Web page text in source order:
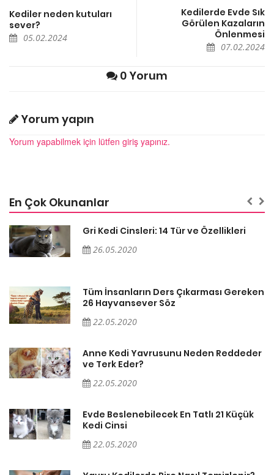
Kediler neden kutuları
sever?
05.02.2024
Kedilerde Evde Sık
Görülen Kazaların
Önlenmesi
07.02.2024
0 Yorum
Yorum yapın
Yorum yapabilmek için lütfen giriş yapınız.
En Çok Okunanlar
Gri Kedi Cinsleri: 14 Tür ve Özellikleri
26.05.2020
Tüm İnsanların Ders Çıkarması Gereken
26 Hayvansever Söz
22.05.2020
Anne Kedi Yavrusunu Neden Reddeder
ve Terk Eder?
22.05.2020
Evde Beslenebilecek En Tatlı 21 Küçük
Kedi Cinsi
22.05.2020